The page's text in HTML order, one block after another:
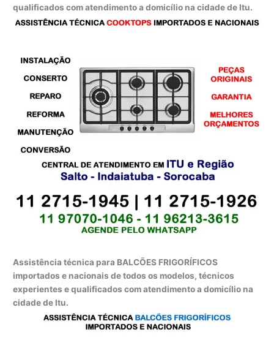
qualificados com atendimento a domicílio na cidade de Itu.
Assistência técnica para BALCÕES FRIGORÍFICOS
importados e nacionais de todos os modelos, técnicos
experientes e qualificados com atendimento a domicílio na
cidade de Itu.